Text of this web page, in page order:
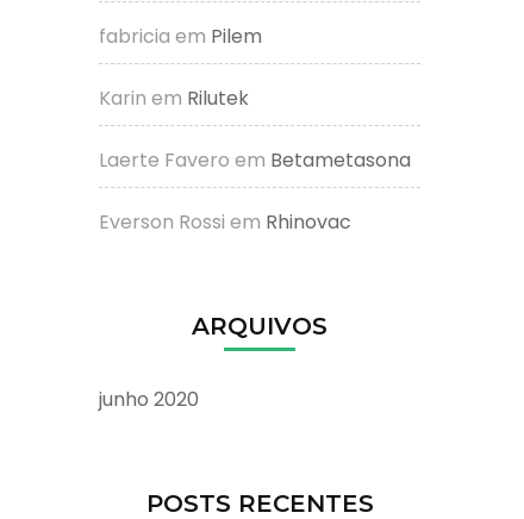
fabricia em Pilem
Karin em Rilutek
Laerte Favero em Betametasona
Everson Rossi em Rhinovac
ARQUIVOS
junho 2020
POSTS RECENTES